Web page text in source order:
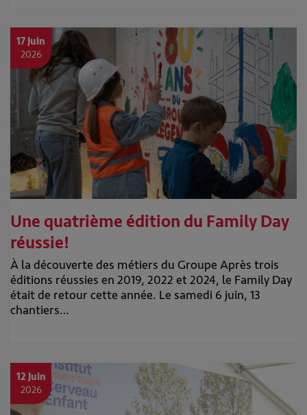
17 Juin
2026
Une quatrième édition du Family Day
réussie!
À la découverte des métiers du Groupe Après trois
éditions réussies en 2019, 2022 et 2024, le Family Day
était de retour cette année. Le samedi 6 juin, 13
chantiers…
12 Juin
2026